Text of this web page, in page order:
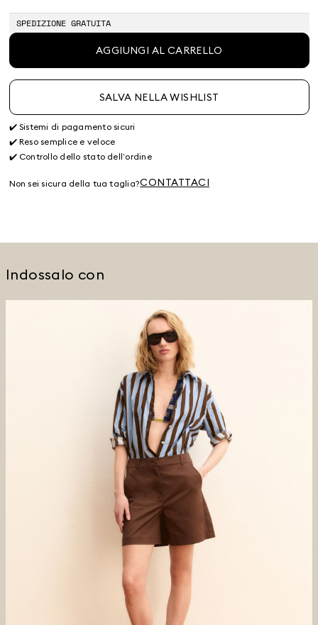
SPEDIZIONE GRATUITA
AGGIUNGI AL CARRELLO
SALVA NELLA WISHLIST
✔️ Sistemi di pagamento sicuri
✔️ Reso semplice e veloce
✔️ Controllo dello stato dell’ordine
Non sei sicura della tua taglia?CONTATTACI
Indossalo con